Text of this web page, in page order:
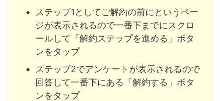
ステップ1としてご解約の前にというペー
ジが表示されるので一番下までにスクロ
ールして「解約ステップを進める」ボタ
ンをタップ
ステップ2でアンケートが表示されるので
回答して一番下にある「解約する」ボタ
ンをタップ